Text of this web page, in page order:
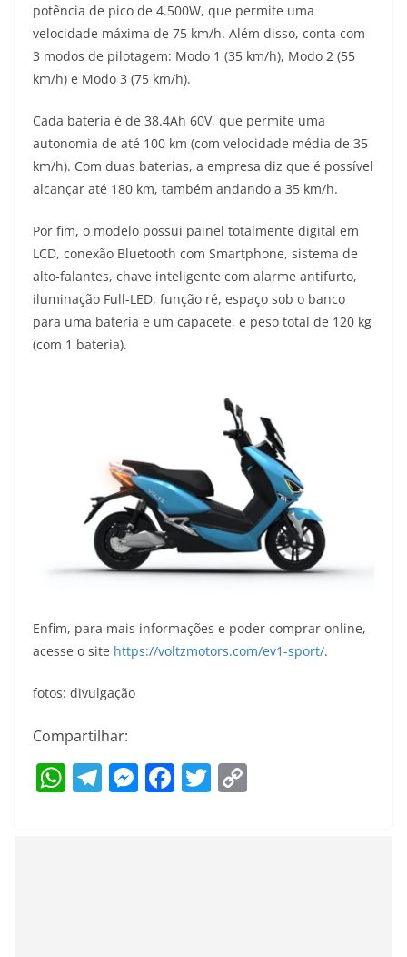
potência de pico de 4.500W, que permite uma
velocidade máxima de 75 km/h. Além disso, conta com
3 modos de pilotagem: Modo 1 (35 km/h), Modo 2 (55
km/h) e Modo 3 (75 km/h).
Cada bateria é de 38.4Ah 60V, que permite uma
autonomia de até 100 km (com velocidade média de 35
km/h). Com duas baterias, a empresa diz que é possível
alcançar até 180 km, também andando a 35 km/h.
Por fim, o modelo possui painel totalmente digital em
LCD, conexão Bluetooth com Smartphone, sistema de
alto-falantes, chave inteligente com alarme antifurto,
iluminação Full-LED, função ré, espaço sob o banco
para uma bateria e um capacete, e peso total de 120 kg
(com 1 bateria).
Enfim, para mais informações e poder comprar online,
acesse o site https://voltzmotors.com/ev1-sport/.
fotos: divulgação
Compartilhar:
W T M F T